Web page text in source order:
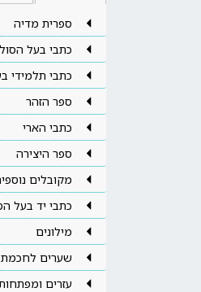
ספרית מדיה
כתבי בעל
כתבי תלמידי
ספר הזהר
כתבי הארי
ספר היצירה
מקובלים
כתבי יד בעל
מילונים
שערים
עזרים